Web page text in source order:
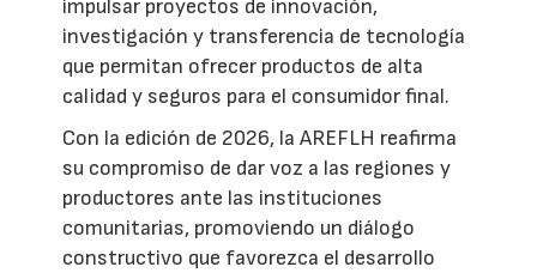
impulsar proyectos de innovación,
investigación y transferencia de tecnología
que permitan ofrecer productos de alta
calidad y seguros para el consumidor final.
Con la edición de 2026, la AREFLH reafirma
su compromiso de dar voz a las regiones y
productores ante las instituciones
comunitarias, promoviendo un diálogo
constructivo que favorezca el desarrollo